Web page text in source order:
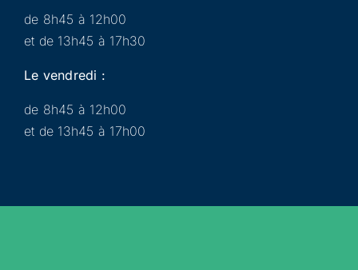
de 8h45 à 12h00
et de 13h45 à 17h30
Le vendredi :
de 8h45 à 12h00
et de 13h45 à 17h00